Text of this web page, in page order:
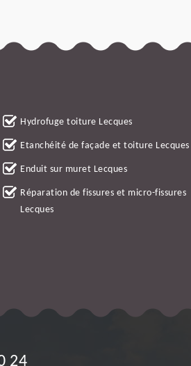
Hydrofuge toiture Lecques
Etanchéité de façade et toiture Lecques
Enduit sur muret Lecques
Réparation de fissures et micro-fissures
Lecques
24